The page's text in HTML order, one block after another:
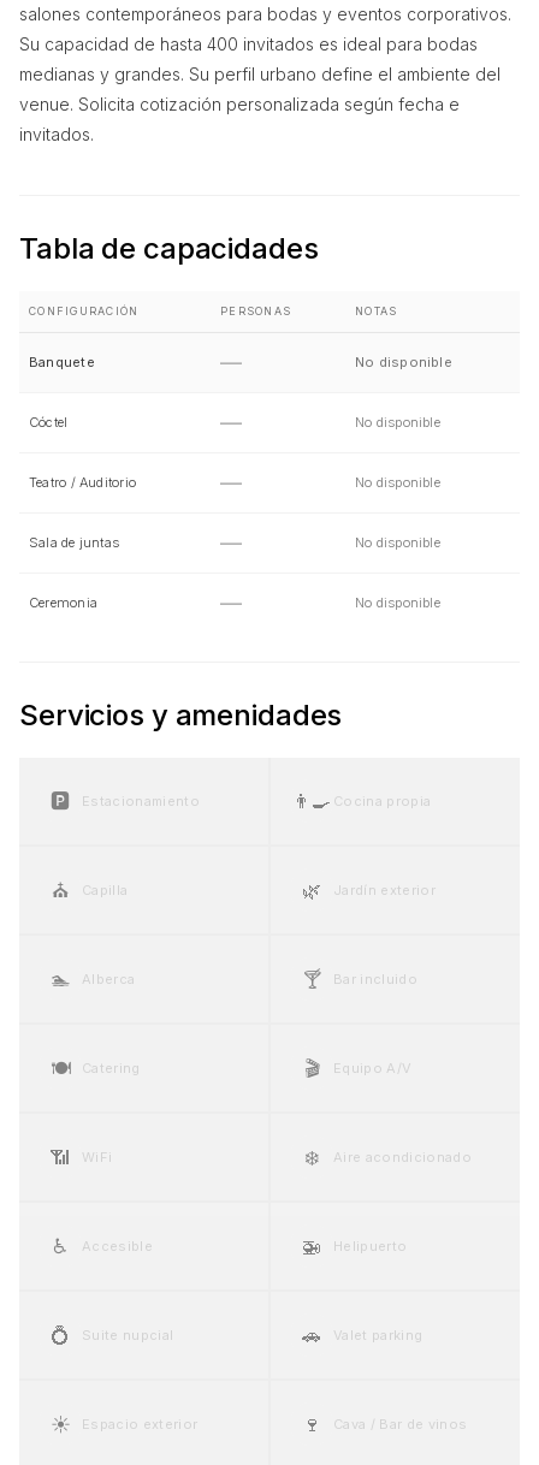
salones contemporáneos para bodas y eventos corporativos.
Su capacidad de hasta 400 invitados es ideal para bodas
medianas y grandes. Su perfil urbano define el ambiente del
venue. Solicita cotización personalizada según fecha e
invitados.
Tabla de capacidades
CONFIGURACIÓN PERSONAS NOTAS
Banquete — No disponible
Cóctel — No disponible
Teatro / Auditorio — No disponible
Sala de juntas — No disponible
Ceremonia — No disponible
Servicios y amenidades
🅿️ Estacionamiento 👨‍🍳 Cocina propia
⛪ Capilla 🌿 Jardín exterior
🏊 Alberca 🍸 Bar incluido
🍽️ Catering 🎬 Equipo A/V
📶 WiFi ❄️ Aire acondicionado
♿ Accesible 🚁 Helipuerto
💍 Suite nupcial 🚗 Valet parking
☀️ Espacio exterior 🍷 Cava / Bar de vinos